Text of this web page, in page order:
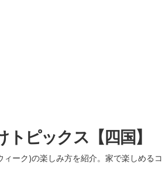
ピックス【四国】
ーク)の楽しみ方を紹介。家で楽しめるコ